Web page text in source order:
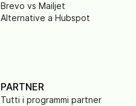
Brevo vs Mailjet
Alternative a Hubspot
PARTNER
Tutti i programmi partner